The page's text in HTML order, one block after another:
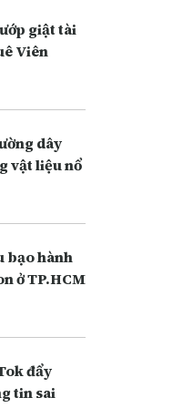
giật tài
Viên
dây
vật liệu nổ
bạo hành
ở TP.HCM
đẩy
tin sai